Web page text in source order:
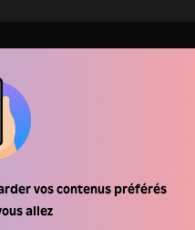
vos contenus préférés
allez